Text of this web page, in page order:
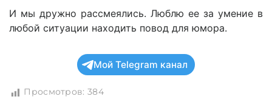
И мы дружно рассмеялись. Люблю ее за умение в
любой ситуации находить повод для юмора.
Мой Telegram канал
Просмотров: 384